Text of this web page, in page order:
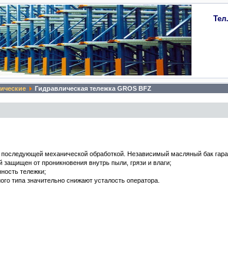
Гидравлическая тележка GROS BFZ
механической обработкой. Независимый масляный бак
от проникновения внутрь пыли, грязи и влаги;
тележки;
типа значительно снижают усталость оператора.